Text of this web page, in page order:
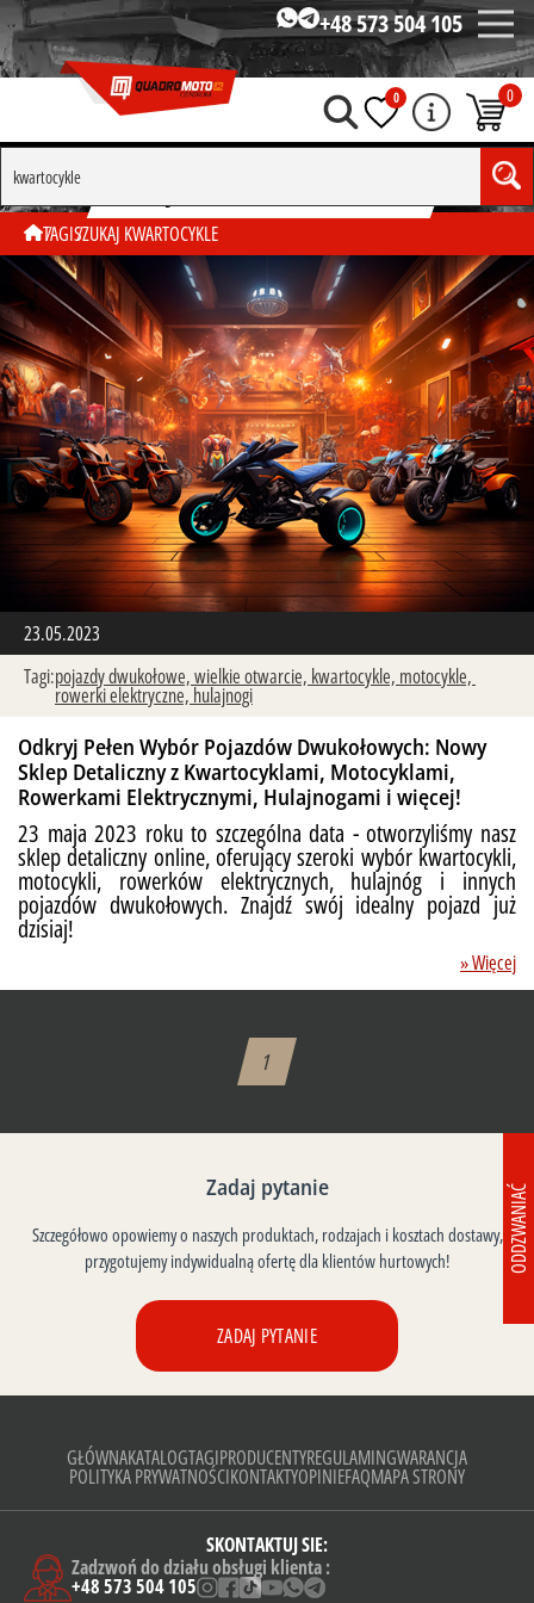
+48 573 504 105
0 0
TAGISZUKAJ KWARTOCYKLE
23.05.2023
Tagi:pojazdy dwukołowe,wielkie otwarcie, kwartocykle, motocykle,
rowerki elektryczne,hulajnogi
Odkryj Pełen Wybór Pojazdów Dwukołowych: Nowy
Sklep Detaliczny z Kwartocyklami, Motocyklami,
Rowerkami Elektrycznymi, Hulajnogami i więcej!
23 maja 2023 roku to szczególna data - otworzyliśmy nasz
sklep detaliczny online, oferujący szeroki wybór kwartocykli,
motocykli, rowerków elektrycznych, hulajnóg i innych
pojazdów dwukołowych. Znajdź swój idealny pojazd już
dzisiaj!
» Więcej
1
Zadaj pytanie
Szczegółowo opowiemy o naszych produktach, rodzajach i kosztach dostawy,
przygotujemy indywidualną ofertę dla klientów hurtowych!
ZADAJ PYTANIE
GŁÓWNAKATALOGTAGIPRODUCENTYREGULAMINGWARANCJA
POLITYKA PRYWATNOŚCIKONTAKTYOPINIEFAQMAPA STRONY
SKONTAKTUJ SIE:
Zadzwoń do działu obsługi klienta :
+48 573 504 105
ODDZWANIAĆ